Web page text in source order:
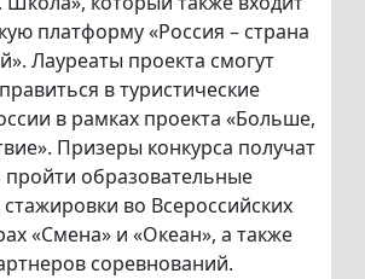
платформу «Россия – страна
Лауреаты проекта смогут
в туристические
в рамках проекта «Больше,
Призеры конкурса получат
образовательные
во Всероссийских
«Смена» и «Океан», а также
соревнований.